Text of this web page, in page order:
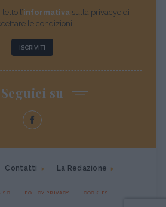
l’informativasulla privacye di
le condizioni
ISCRIVITI
Seguici su
Contatti La Redazione
POLICY PRIVACY COOKIES